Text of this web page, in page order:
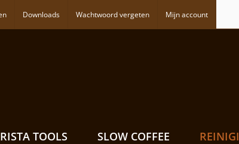
Downloads Wachtwoord vergeten Mijn account
TOOLS SLOW COFFEE